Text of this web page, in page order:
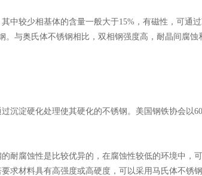
中较少相基体的含量一般大于15%，有磁性，可通
。与奥氏体不锈钢相比，双相钢强度高，耐晶间腐蚀
沉淀硬化处理使其硬化的不锈钢。美国钢铁协会以
耐腐蚀性是比较优异的，在腐蚀性较低的环境中，
求材料具有高强度或高硬度，可以采用马氏体不锈